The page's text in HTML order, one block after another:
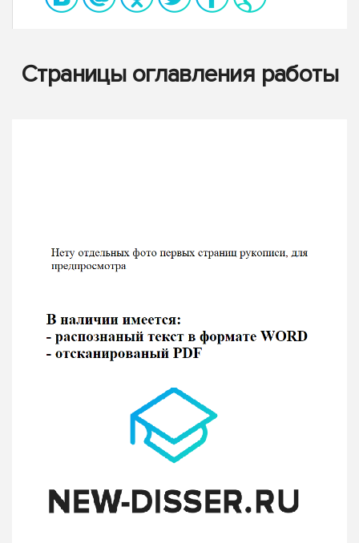
Страницы оглавления работы